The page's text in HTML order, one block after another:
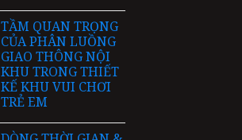
TẦM QUAN TRỌNG
CỦA PHÂN LUỒNG
GIAO THÔNG NỘI
KHU TRONG THIẾT
KẾ KHU VUI CHƠI
TRẺ EM